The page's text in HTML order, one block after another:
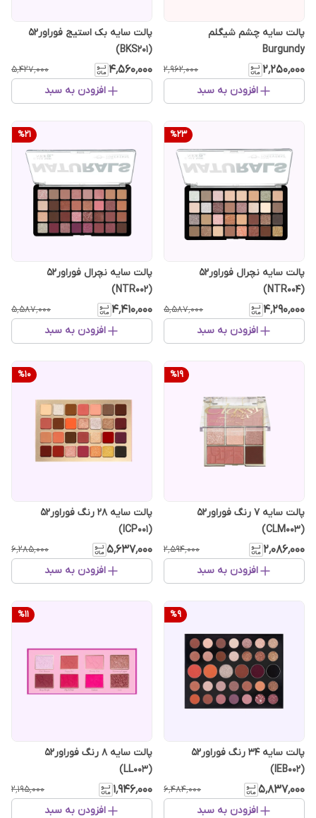
پالت سایه چشم شیگلم
Burgundy
۲٬۲۵۰٬۰۰۰ ۲٬۹۶۲٬۰۰۰
افزودن به سبد
پالت سایه بک استیج فوراور52
(BKS201)
۴٬۵۶۰٬۰۰۰ ۵٬۴۲۷٬۰۰۰
افزودن به سبد
%23
پالت سایه نچرال فوراور52
(NTR004)
۴٬۲۹۰٬۰۰۰ ۵٬۵۸۷٬۰۰۰
افزودن به سبد
%21
پالت سایه نچرال فوراور52
(NTR002)
۴٬۴۱۰٬۰۰۰ ۵٬۵۸۷٬۰۰۰
افزودن به سبد
%19
پالت سایه 7 رنگ فوراور52
(CLM003)
۲٬۰۸۶٬۰۰۰ ۲٬۵۹۴٬۰۰۰
افزودن به سبد
%10
پالت سایه 28 رنگ فوراور52
(ICP001)
۵٬۶۳۷٬۰۰۰ ۶٬۲۸۵٬۰۰۰
افزودن به سبد
%9
پالت سایه 34 رنگ فوراور52
(IEB002)
۵٬۸۳۷٬۰۰۰ ۶٬۴۸۴٬۰۰۰
افزودن به سبد
%11
پالت سایه 8 رنگ فوراور52
(LL003)
۱٬۹۴۶٬۰۰۰ ۲٬۱۹۵٬۰۰۰
افزودن به سبد